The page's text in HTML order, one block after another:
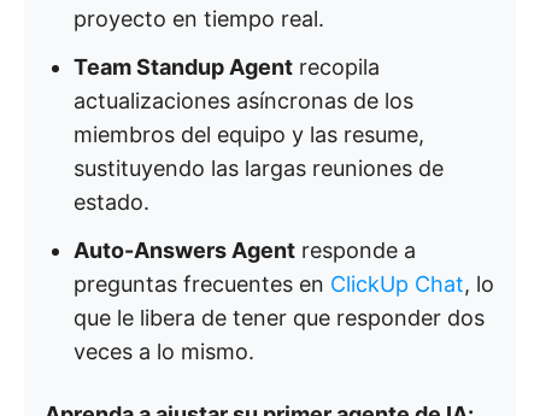
proyecto en tiempo real.
Team Standup Agent recopila
actualizaciones asíncronas de los
miembros del equipo y las resume,
sustituyendo las largas reuniones de
estado.
Auto-Answers Agent responde a
preguntas frecuentes en ClickUp Chat, lo
que le libera de tener que responder dos
veces a lo mismo.